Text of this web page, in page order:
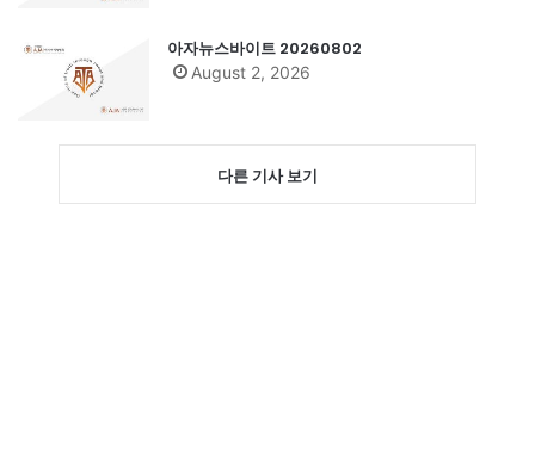
아자뉴스바이트 20260802
August 2, 2026
다른 기사 보기